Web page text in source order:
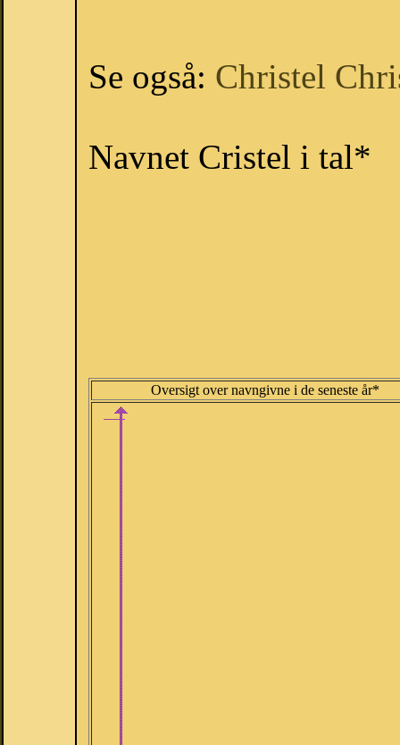
Se også: Christel
Navnet Cristel i tal*
Oversigt over navngivne i de seneste år*